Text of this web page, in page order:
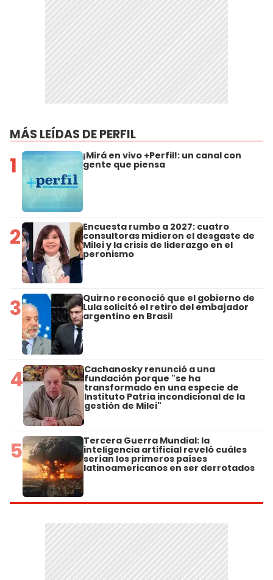
MÁS LEÍDAS DE PERFIL
1 ¡Mirá en vivo +Perfil!: un canal con
gente que piensa
2 Encuesta rumbo a 2027: cuatro
consultoras midieron el desgaste de
Milei y la crisis de liderazgo en el
peronismo
3 Quirno reconoció que el gobierno de
Lula solicitó el retiro del embajador
argentino en Brasil
4 Cachanosky renunció a una
fundación porque "se ha
transformado en una especie de
Instituto Patria incondicional de la
gestión de Milei"
5 Tercera Guerra Mundial: la
inteligencia artificial reveló cuáles
serían los primeros países
latinoamericanos en ser derrotados